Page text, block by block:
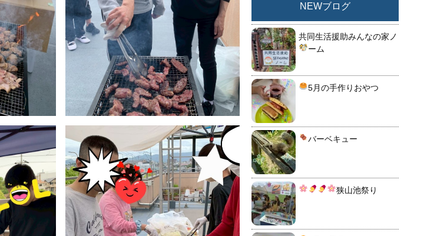
NEWブログ
共同生活援助みんなの家ノ
ーム
5月の手作りおやつ
バーベキュー
狭山池祭り